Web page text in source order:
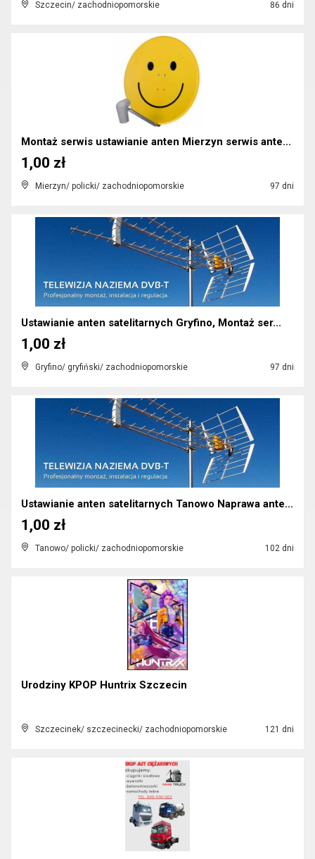
Szczecin/ zachodniopomorskie 86 dni
Montaż serwis ustawianie anten Mierzyn serwis ante...
Mierzyn/ policki/ zachodniopomorskie 97 dni
1,00 zł
Ustawianie anten satelitarnych Gryfino, Montaż ser...
Gryfino/ gryfiński/ zachodniopomorskie 97 dni
1,00 zł
Ustawianie anten satelitarnych Tanowo Naprawa ante...
Tanowo/ policki/ zachodniopomorskie 102 dni
1,00 zł
Urodziny KPOP Huntrix Szczecin
Szczecinek/ szczecinecki/ zachodniopomorskie 121 dni